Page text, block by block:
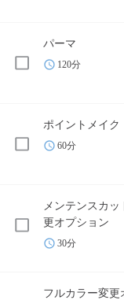
パーマ
120分
ポイントメイク
60分
メンテンスカ
更オプション
30分
フルカラー変更